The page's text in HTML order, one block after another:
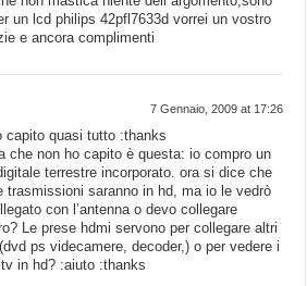
un lcd philips 42pfl7633d vorrei un vostro
e ancora complimenti
7 Gennaio, 2009 at 17:26
capito quasi tutto :thanks
che non ho capito è questa: io compro un
terrestre incorporato. ora si dice che
trasmissioni saranno in hd, ma io le vedrò
con l’antenna o devo collegare
Le prese hdmi servono per collegare altri
ps videcamere, decoder,) o per vedere i
in hd? :aiuto :thanks